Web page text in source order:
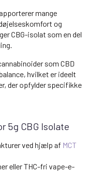
mange
og
CBG-isolat som en del
som CBD
hvilket er ideelt
der opfylder specifikke
5g CBG Isolate
ved hjælp af MCT
eller THC-fri vape-e-